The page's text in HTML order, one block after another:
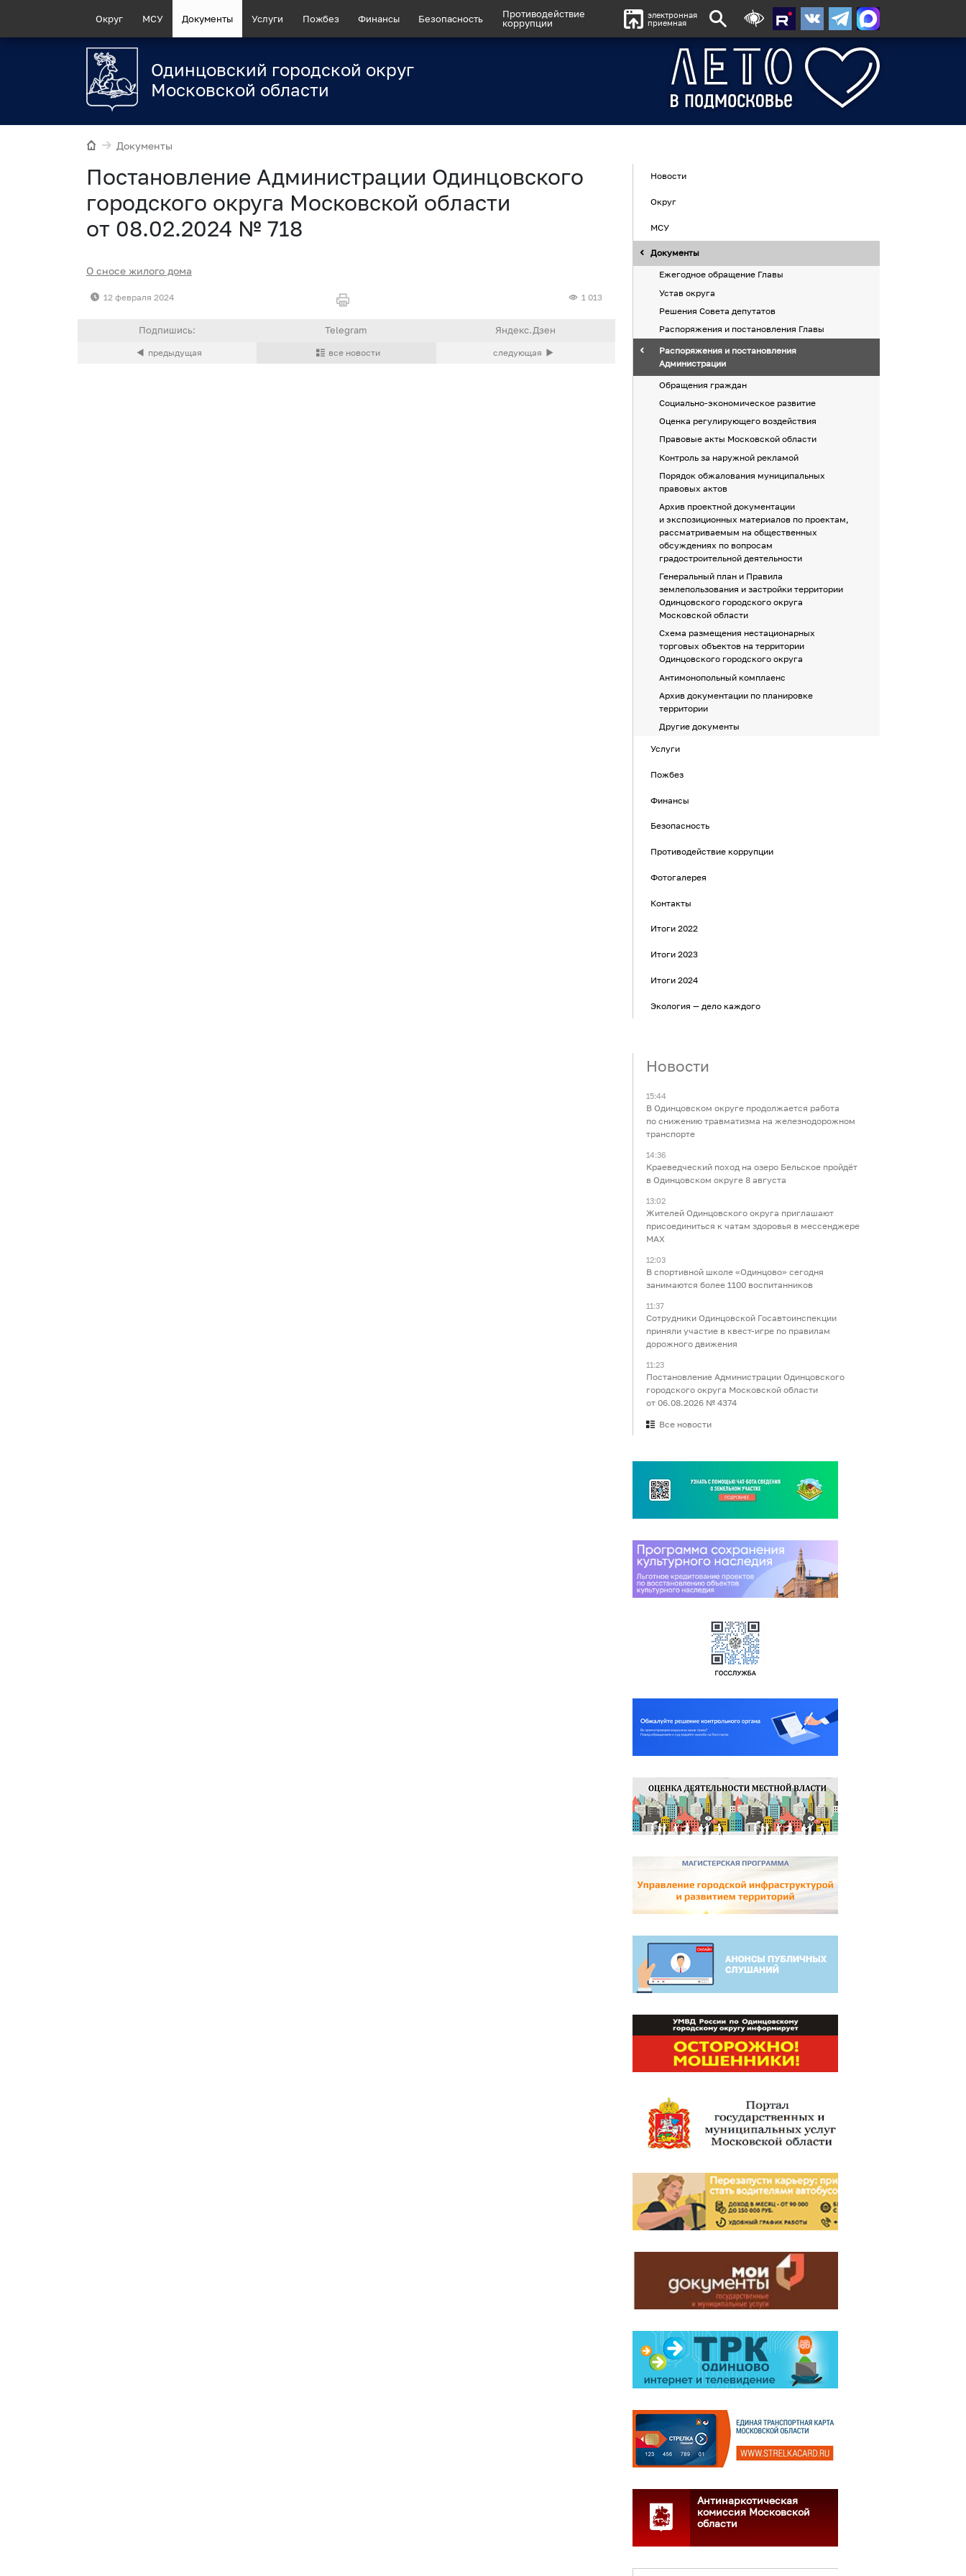
Округ МСУ Документы Услуги Пожбез Финансы Безопасность
Противодействие
коррупции
электронная
приемная
Одинцовский городской округ
Московской области
Документы
Постановление Администрации Одинцовского
городского округа Московской области
от 08.02.2024 № 718
О сносе жилого дома
12 февраля 2024 1 013
Новости
Округ
МСУ
Документы
Ежегодное обращение Главы
Устав округа
Решения Совета депутатов
Распоряжения и постановления Главы
Распоряжения и постановления
Администрации
Обращения граждан
Социально-экономическое развитие
Оценка регулирующего воздействия
Правовые акты Московской области
Контроль за наружной рекламой
Порядок обжалования муниципальных
правовых актов
Архив проектной документации
и экспозиционных материалов по проектам,
рассматриваемым на общественных
обсуждениях по вопросам
градостроительной деятельности
Генеральный план и Правила
землепользования и застройки территории
Одинцовского городского округа
Московской области
Схема размещения нестационарных
торговых объектов на территории
Одинцовского городского округа
Антимонопольный комплаенс
Архив документации по планировке
территории
Другие документы
Услуги
Пожбез
Финансы
Безопасность
Противодействие коррупции
Фотогалерея
Контакты
Итоги 2022
Итоги 2023
Итоги 2024
Экология — дело каждого
Новости
15:44
В Одинцовском округе продолжается работа
по снижению травматизма на железнодорожном
транспорте
14:36
Краеведческий поход на озеро Бельское пройдёт
в Одинцовском округе 8 августа
13:02
Жителей Одинцовского округа приглашают
присоединиться к чатам здоровья в мессенджере
МАХ
12:03
В спортивной школе «Одинцово» сегодня
занимаются более 1100 воспитанников
11:37
Сотрудники Одинцовской Госавтоинспекции
приняли участие в квест-игре по правилам
дорожного движения
11:23
Постановление Администрации Одинцовского
городского округа Московской области
от 06.08.2026 № 4374
Все новости
Антинаркотическая
комиссия Московской
области